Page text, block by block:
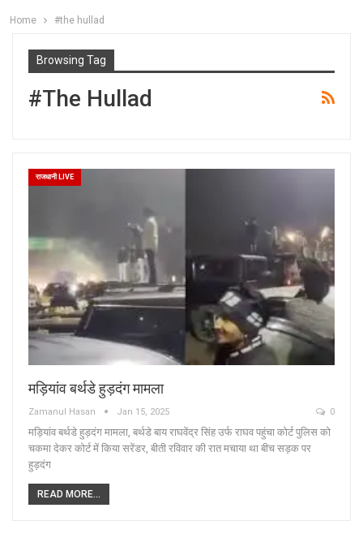
Home #the hullad
Browsing Tag
#the Hullad
राजधानी LIVE
मड़ियांव बर्थडे हुड़दंग मामला
Zamanul Hasan Jan 15, 2025 0
मड़ियांव बर्थडे हुड़दंग मामला, बर्थडे बाय राघवेंद्र सिंह उर्फ राघव पहुंचा कोर्ट पुलिस को
चकमा देकर कोर्ट में किया सरेंडर, बीती रविवार की रात मचाया था बीच सड़क पर
हुड़दंग
READ MORE...